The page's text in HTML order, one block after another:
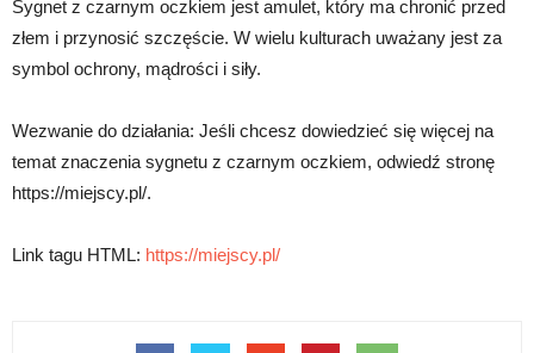
Sygnet z czarnym oczkiem jest amulet, który ma chronić przed
złem i przynosić szczęście. W wielu kulturach uważany jest za
symbol ochrony, mądrości i siły.
Wezwanie do działania: Jeśli chcesz dowiedzieć się więcej na
temat znaczenia sygnetu z czarnym oczkiem, odwiedź stronę
https://miejscy.pl/.
Link tagu HTML: https://miejscy.pl/